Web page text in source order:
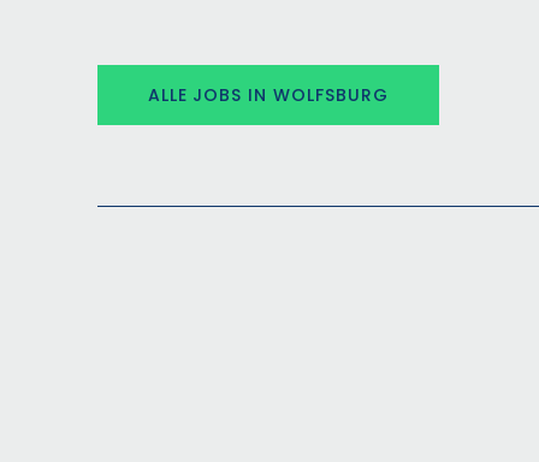
ALLE JOBS IN WOLFSBURG